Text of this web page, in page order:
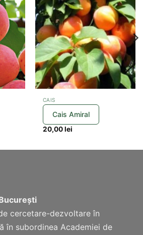
CAIS
Cais Amiral
20,00lei
cercetare-dezvoltare în
în subordinea Academiei de